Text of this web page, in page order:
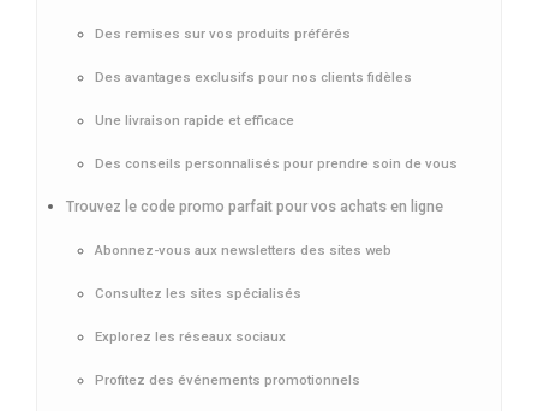
Des remises sur vos produits préférés
Des avantages exclusifs pour nos clients fidèles
Une livraison rapide et efficace
Des conseils personnalisés pour prendre soin de vous
Trouvez le code promo parfait pour vos achats en ligne
Abonnez-vous aux newsletters des sites web
Consultez les sites spécialisés
Explorez les réseaux sociaux
Profitez des événements promotionnels